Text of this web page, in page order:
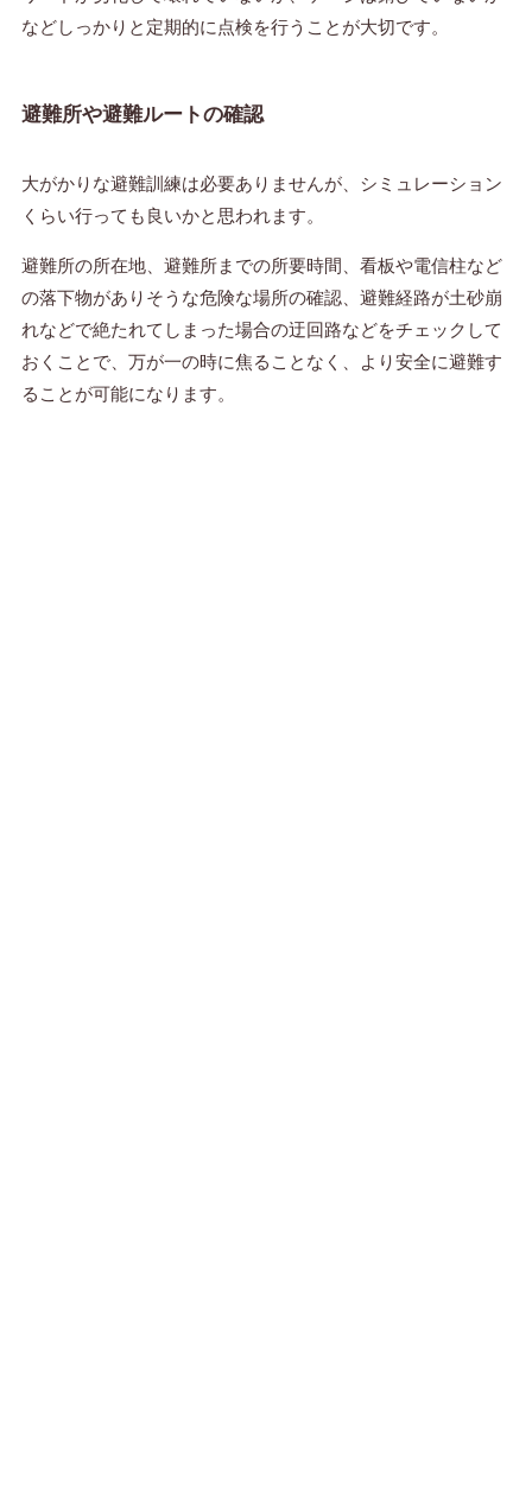
などしっかりと定期的に点検を行うことが大切です。
避難所や避難ルートの確認
大がかりな避難訓練は必要ありませんが、シミュレーション
くらい行っても良いかと思われます。
避難所の所在地、避難所までの所要時間、看板や電信柱など
の落下物がありそうな危険な場所の確認、避難経路が土砂崩
れなどで絶たれてしまった場合の迂回路などをチェックして
おくことで、万が一の時に焦ることなく、より安全に避難す
ることが可能になります。